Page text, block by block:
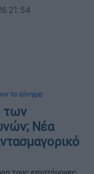
21:54
το αίνιγμα
των
Νέα